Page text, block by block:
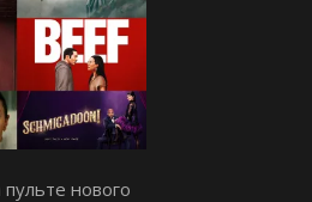
нового